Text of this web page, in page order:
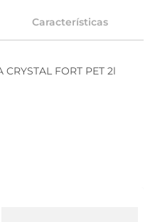
Características
CRYSTAL FORT PET 2l